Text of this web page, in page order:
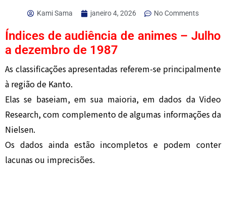
Kami Sama janeiro 4, 2026 No Comments
Índices de audiência de animes – Julho
a dezembro de 1987
As classificações apresentadas referem-se principalmente
à região de Kanto.
Elas se baseiam, em sua maioria, em dados da Video
Research, com complemento de algumas informações da
Nielsen.
Os dados ainda estão incompletos e podem conter
lacunas ou imprecisões.